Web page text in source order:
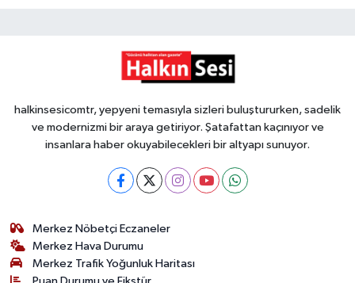
halkinsesicomtr, yepyeni temasıyla sizleri buluştururken, sadelik
ve modernizmi bir araya getiriyor. Şatafattan kaçınıyor ve
insanlara haber okuyabilecekleri bir altyapı sunuyor.
Merkez Nöbetçi Eczaneler
Merkez Hava Durumu
Merkez Trafik Yoğunluk Haritası